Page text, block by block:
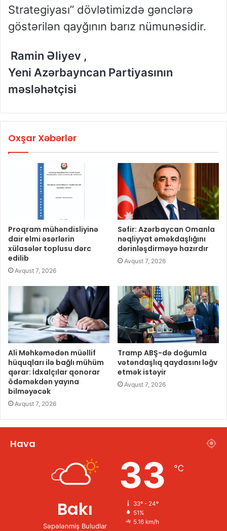
Strategiyası” dövlətimizdə gənclərə
göstərilən qayğının barız nümunəsidir.
Ramin Əliyev ,
Yeni Azərbayncan Partiyasının
məsləhətçisi
Oxşar Xəbərlər
Proqram mühəndisliyinə
dair elmi əsərlərin
xülasələr toplusu dərc
edilib
Avqust 7, 2026
Səfir: Azərbaycan Omanla
nəqliyyat əməkdaşlığını
dərinləşdirməyə hazırdır
Avqust 7, 2026
Ali Məhkəmədən müəllif
hüquqları ilə bağlı mühüm
qərar: İdxalçılar qonorar
ödəməkdən yayına
bilməyəcək
Avqust 7, 2026
Tramp ABŞ-də doğumla
vətəndaşlıq qaydasını ləğv
etmək istəyir
Avqust 7, 2026
Hava
Bakı
Səpələnmiş Buludlar
33 ℃
33º - 24º
51%
5.16 km/h